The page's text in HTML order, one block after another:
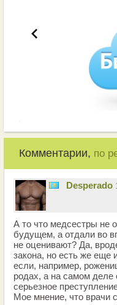
Комментарии, по
Desperado
А то что медсестры не
будущем, а отдали во
не оценивают? Да,
закона, но есть же еще
если, например,
родах, а на самом деле
серьезное
Мое мнение, что врачи